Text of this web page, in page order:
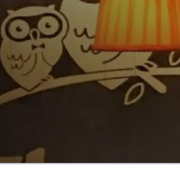
コ
ン
テ
ン
ツ
キ